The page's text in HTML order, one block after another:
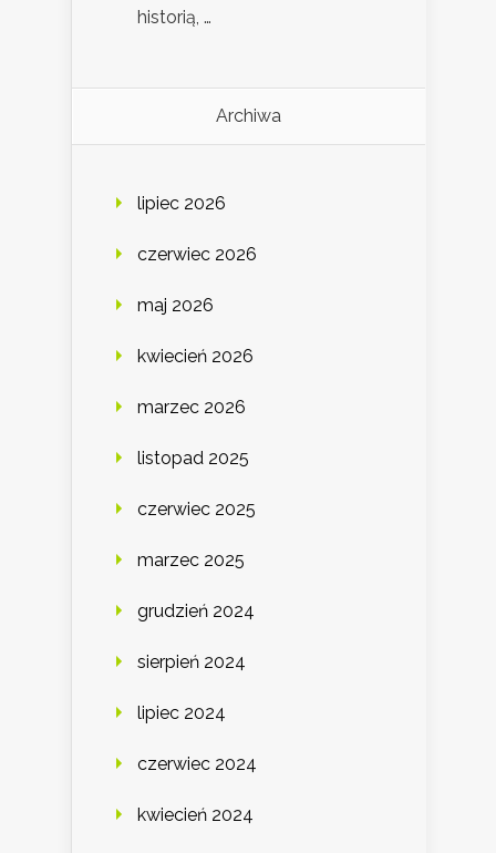
historią, …
Archiwa
lipiec 2026
czerwiec 2026
maj 2026
kwiecień 2026
marzec 2026
listopad 2025
czerwiec 2025
marzec 2025
grudzień 2024
sierpień 2024
lipiec 2024
czerwiec 2024
kwiecień 2024